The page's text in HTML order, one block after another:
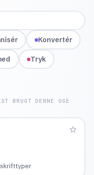
Konvertér
Tryk
BRUGT DENNE UGE
skrifttyper